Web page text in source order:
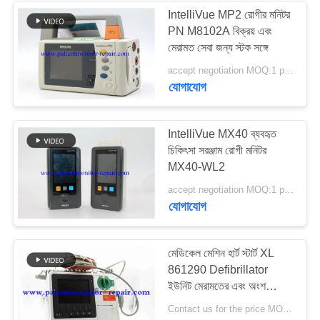
ব্যবহৃত রোগীর মনিটর
108
ব্যবহৃত পালস অক্সিমিটার
72
IntelliVue MP2 রোগীর মনিটর
PN M8102A বিক্রয় এবং
মেরামত সেবা জন্য স্টক সঙ্গে
যোগাযোগ
IntelliVue MX40 ব্যবহৃত
চিকিৎসা সরঞ্জাম রোগী মনিটর
MX40-WL2
accept negotiation MOQ:1 pcs
যোগাযোগ
মেডিকেল মেশিন হার্ট স্টার্ট XL
861290 Defibrillator
ইউনিট মেরামতের এবং অংশ
মেরামত বিনিময়
Contact us for the price MOQ:1